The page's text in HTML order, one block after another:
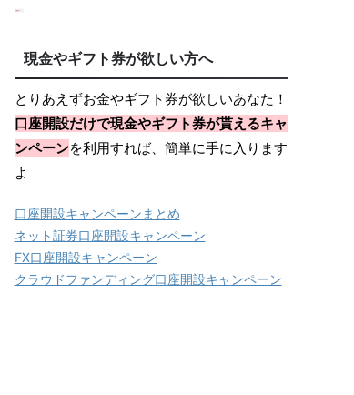
現金やギフト券が欲しい方へ
とりあえずお金やギフト券が欲しいあなた！
口座開設だけで現金やギフト券が貰えるキャ
ンペーンを利用すれば、簡単に手に入ります
よ
口座開設キャンペーンまとめ
ネット証券口座開設キャンペーン
FX口座開設キャンペーン
クラウドファンディング口座開設キャンペーン